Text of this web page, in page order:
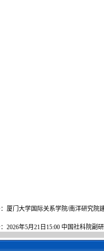
厦门大学国际关系学院/南洋研究院
2026年5月21日15:00 中国社科院副